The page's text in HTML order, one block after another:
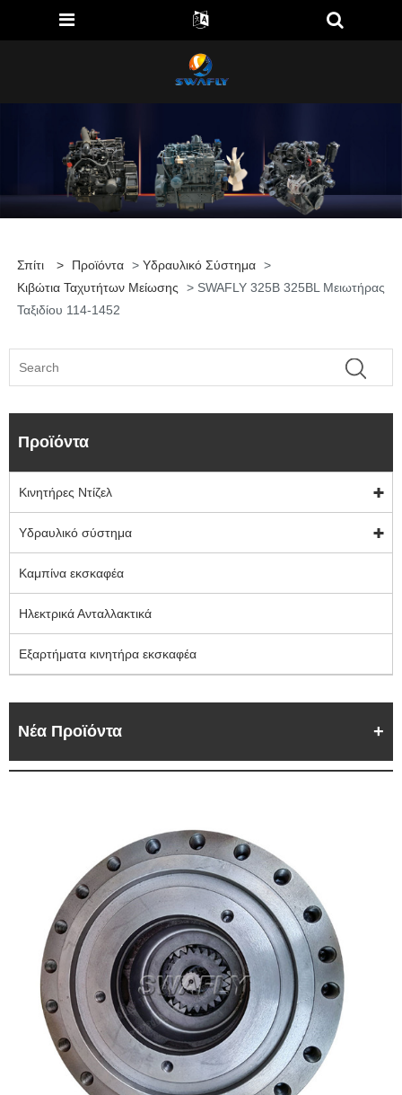
Σπίτι > Προϊόντα > Υδραυλικό Σύστημα >
Κιβώτια Ταχυτήτων Μείωσης
> SWAFLY 325B 325BL Μειωτήρας
Ταξιδίου 114-1452
Προϊόντα
Κινητήρες Ντίζελ
Υδραυλικό σύστημα
Καμπίνα εκσκαφέα
Ηλεκτρικά Ανταλλακτικά
Εξαρτήματα κινητήρα εκσκαφέα
Νέα Προϊόντα